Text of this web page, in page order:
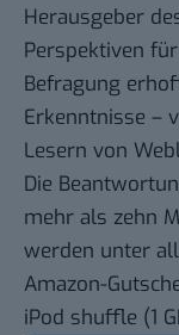
Herausgeber
Perspektiven
Befragung
Erkenntnisse –
Lesern von
Die
mehr als zehn
werden unter
Amazon-
iPod shuffle (1